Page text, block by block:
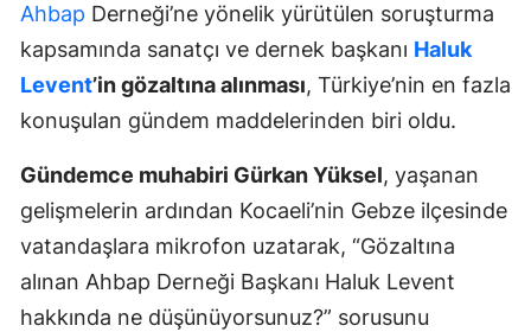
Ahbap Derneği’ne yönelik yürütülen soruşturma
kapsamında sanatçı ve dernek başkanı Haluk
Levent’in gözaltına alınması, Türkiye’nin en fazla
konuşulan gündem maddelerinden biri oldu.
Gündemce muhabiri Gürkan Yüksel, yaşanan
gelişmelerin ardından Kocaeli’nin Gebze ilçesinde
vatandaşlara mikrofon uzatarak, “Gözaltına
alınan Ahbap Derneği Başkanı Haluk Levent
hakkında ne düşünüyorsunuz?” sorusunu